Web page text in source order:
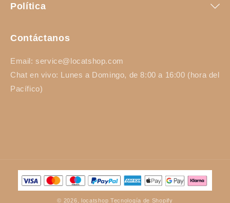
Política
Contáctanos
Email: service@locatshop.com
Chat en vivo: Lunes a Domingo, de 8:00 a 16:00 (hora del
Pacífico)
Formas
de
© 2026, locatshop Tecnología de Shopify